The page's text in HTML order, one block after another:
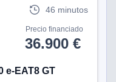
46 minutos
Precio financiado
36.900 €
e-EAT8 GT